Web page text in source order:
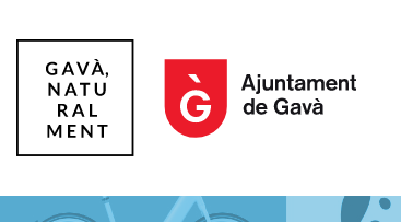
Gavà